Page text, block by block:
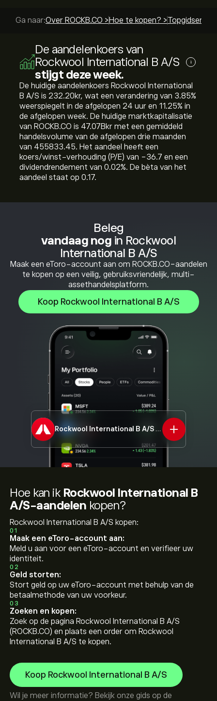
Beleg
vandaag nog in Rockwool
International B A/S
Maak een eToro-account aan om ROCKB.CO-aandelen
te kopen op een veilig, gebruiksvriendelijk, multi-
assethandelsplatform.
Koop Rockwool International B A/S
Rockwool International B A/S ROCKB.CO
Ga naar:Over ROCKB.CO > Hoe te kopen? >Topgidsen >
De aandelenkoers van
Rockwool International B A/S
stijgt deze week.
i
De huidige aandelenkoers Rockwool International
B A/S is 232.20‎kr‎, wat een verandering van ‎3.85‎%
weerspiegelt in de afgelopen 24 uur en ‎11.25‎% in
de afgelopen week. De huidige marktkapitalisatie
van ROCKB.CO is 47.07B‎kr‎ met een gemiddeld
handelsvolume van de afgelopen drie maanden
van 455833.45. Het aandeel heeft een
koers/winst-verhouding (P/E) van -36.7 en een
dividendrendement van 0.02%. De bèta van het
aandeel staat op 0.17.
Hoe kan ik Rockwool International B
A/S-aandelen kopen?
Rockwool International B A/S kopen:
01
Maak een eToro-account aan:
Meld u aan voor een eToro-account en verifieer uw
identiteit.
02
Geld storten:
Stort geld op uw eToro-account met behulp van de
betaalmethode van uw voorkeur.
03
Zoeken en kopen:
Zoek op de pagina Rockwool International B A/S
(ROCKB.CO) en plaats een order om Rockwool
International B A/S te kopen.
Koop Rockwool International B A/S
Wil je meer informatie? Bekijk onze gids op de